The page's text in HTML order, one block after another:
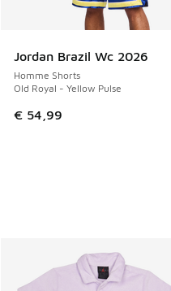
Jordan Brazil Wc 2026
Homme Shorts
Old Royal - Yellow Pulse
€ 54,99